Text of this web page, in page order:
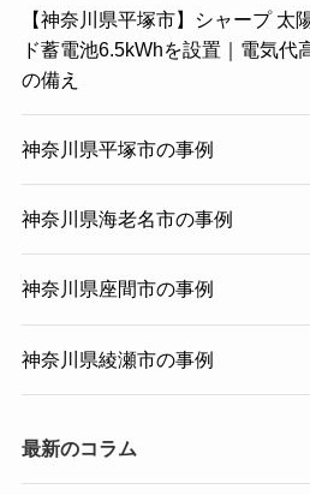
【神奈川県平塚市】シャープ 太
ド蓄電池6.5kWhを設置｜電気代
の備え
神奈川県平塚市の事例
神奈川県海老名市の事例
神奈川県座間市の事例
神奈川県綾瀬市の事例
最新のコラム